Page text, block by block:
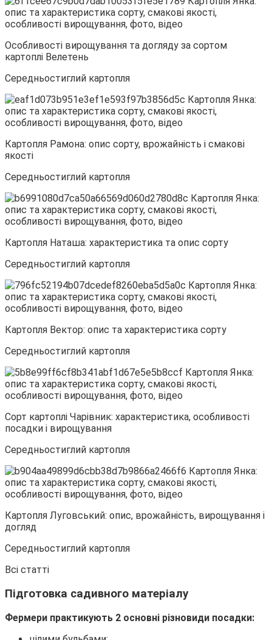
Особливості вирощування та догляду за сортом
картоплі Велетень
Середньостиглий картопля
Картопля Рамона: опис сорту, врожайність і смакові
якості
Середньостиглий картопля
Картопля Наташа: характеристика та опис сорту
Середньостиглий картопля
Картопля Вектор: опис та характеристика сорту
Середньостиглий картопля
Сорт картоплі Чарівник: характеристика, особливості
посадки і вирощування
Середньостиглий картопля
Картопля Луговський: опис, врожайність, вирощування і
догляд
Середньостиглий картопля
Всі статті
Підготовка садивного матеріалу
Фермери практикують 2 основні різновиди посадки: